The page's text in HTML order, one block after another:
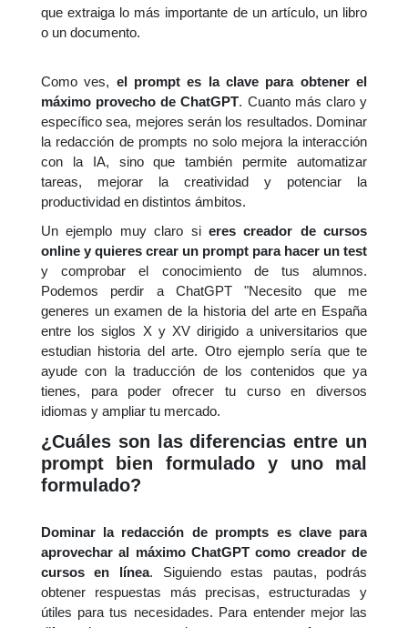
que extraiga lo más importante de un artículo, un libro
o un documento.
Como ves, el prompt es la clave para obtener el
máximo provecho de ChatGPT. Cuanto más claro y
específico sea, mejores serán los resultados. Dominar
la redacción de prompts no solo mejora la interacción
con la IA, sino que también permite automatizar
tareas, mejorar la creatividad y potenciar la
productividad en distintos ámbitos.
Un ejemplo muy claro si eres creador de cursos
online y quieres crear un prompt para hacer un test
y comprobar el conocimiento de tus alumnos.
Podemos perdir a ChatGPT "Necesito que me
generes un examen de la historia del arte en España
entre los siglos X y XV dirigido a universitarios que
estudian historia del arte. Otro ejemplo sería que te
ayude con la traducción de los contenidos que ya
tienes, para poder ofrecer tu curso en diversos
idiomas y ampliar tu mercado.
¿Cuáles son las diferencias entre un
prompt bien formulado y uno mal
formulado?
Dominar la redacción de prompts es clave para
aprovechar al máximo ChatGPT como creador de
cursos en línea. Siguiendo estas pautas, podrás
obtener respuestas más precisas, estructuradas y
útiles para tus necesidades. Para entender mejor las